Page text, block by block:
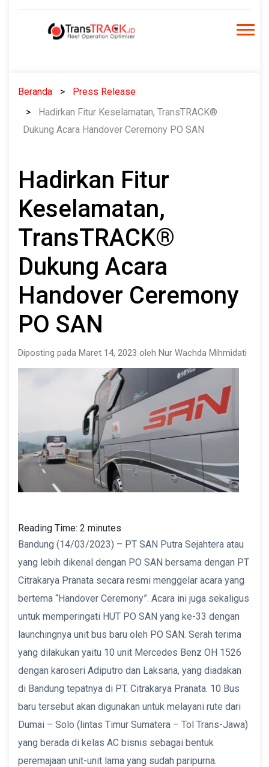
Beranda
Press Release
Hadirkan Fitur Keselamatan, TransTRACK®
Dukung Acara Handover Ceremony PO SAN
Hadirkan Fitur
Keselamatan,
TransTRACK®
Dukung Acara
Handover Ceremony
PO SAN
Diposting pada Maret 14, 2023 oleh Nur Wachda Mihmidati
Reading Time: 2 minutes
Bandung (14/03/2023) – PT SAN Putra Sejahtera atau
yang lebih dikenal dengan PO SAN bersama dengan PT
Citrakarya Pranata secara resmi menggelar acara yang
bertema “Handover Ceremony”. Acara ini juga sekaligus
untuk memperingati HUT PO SAN yang ke-33 dengan
launchingnya unit bus baru oleh PO SAN. Serah terima
yang dilakukan yaitu 10 unit Mercedes Benz OH 1526
dengan karoseri Adiputro dan Laksana, yang diadakan
di Bandung tepatnya di PT. Citrakarya Pranata. 10 Bus
baru tersebut akan digunakan untuk melayani rute dari
Dumai – Solo (lintas Timur Sumatera – Tol Trans-Jawa)
yang berada di kelas AC bisnis sebagai bentuk
peremajaan unit-unit lama yang sudah paripurna.